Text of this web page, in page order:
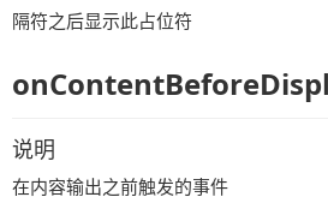
隔符之后显示此占位符
说明
在内容输出之前触发的事件